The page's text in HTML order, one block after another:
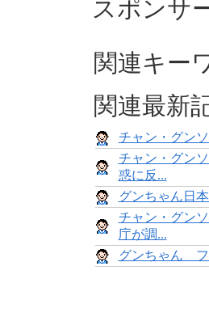
スポンサ
関連キー
関連最新
チャン・グン
チャン・グン
惑に反...
グンちゃん日
チャン・グン
庁が調...
グンちゃん フ